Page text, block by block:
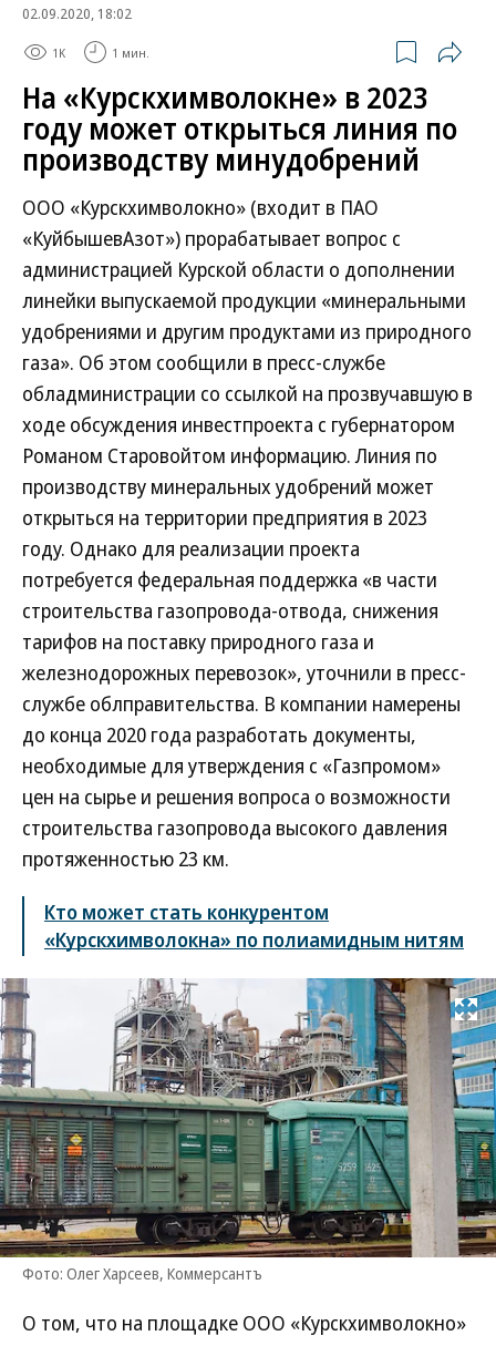
02.09.2020, 18:02
1K 1 мин.
На «Курскхимволокне» в 2023
году может открыться линия по
производству минудобрений
ООО «Курскхимволокно» (входит в ПАО
«КуйбышевАзот») прорабатывает вопрос с
администрацией Курской области о дополнении
линейки выпускаемой продукции «минеральными
удобрениями и другим продуктами из природного
газа». Об этом сообщили в пресс-службе
обладминистрации со ссылкой на прозвучавшую в
ходе обсуждения инвестпроекта с губернатором
Романом Старовойтом информацию. Линия по
производству минеральных удобрений может
открыться на территории предприятия в 2023
году. Однако для реализации проекта
потребуется федеральная поддержка «в части
строительства газопровода-отвода, снижения
тарифов на поставку природного газа и
железнодорожных перевозок», уточнили в пресс-
службе облправительства. В компании намерены
до конца 2020 года разработать документы,
необходимые для утверждения с «Газпромом»
цен на сырье и решения вопроса о возможности
строительства газопровода высокого давления
протяженностью 23 км.
Кто может стать конкурентом
«Курскхимволокна» по полиамидным нитям
Развернуть
Фото: Олег Харсеев, Коммерсантъ
О том, что на площадке ООО «Курскхимволокно»